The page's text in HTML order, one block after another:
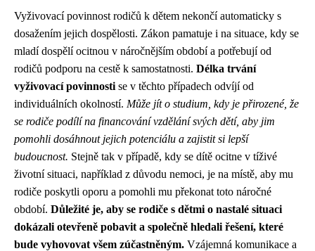
Vyživovací povinnost rodičů k dětem nekončí automaticky s
dosažením jejich dospělosti. Zákon pamatuje i na situace, kdy se
mladí dospělí ocitnou v náročnějším období a potřebují od
rodičů podporu na cestě k samostatnosti. Délka trvání
vyživovací povinnosti se v těchto případech odvíjí od
individuálních okolností. Může jít o studium, kdy je přirozené, že
se rodiče podílí na financování vzdělání svých dětí, aby jim
pomohli dosáhnout jejich potenciálu a zajistit si lepší
budoucnost. Stejně tak v případě, kdy se dítě ocitne v tíživé
životní situaci, například z důvodu nemoci, je na místě, aby mu
rodiče poskytli oporu a pomohli mu překonat toto náročné
období. Důležité je, aby se rodiče s dětmi o nastalé situaci
dokázali otevřeně pobavit a společně hledali řešení, které
bude vyhovovat všem zúčastněným. Vzájemná komunikace a